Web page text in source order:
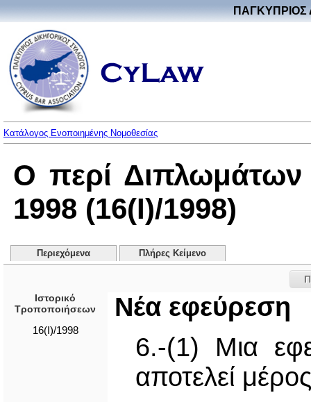
ΠΑΓΚΥΠΡΙΟΣ
Κατάλογος Ενοποιημένης Νομοθεσίας
Ο περί Διπλωμάτων
1998 (16(I)/1998)
Περιεχόμενα Πλήρες Κείμενο
Ιστορικό
Τροποποιήσεων
16(I)/1998
Νέα εφεύρεση
6.-(1) Μια
αποτελεί